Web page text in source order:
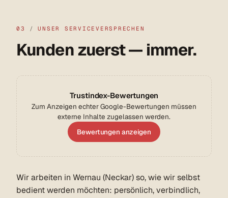
03 / UNSER SERVICEVERSPRECHEN
Kunden zuerst — immer.
Trustindex-Bewertungen
Zum Anzeigen echter Google-Bewertungen müssen
externe Inhalte zugelassen werden.
Bewertungen anzeigen
Wir arbeiten in Wernau (Neckar) so, wie wir selbst
bedient werden möchten: persönlich, verbindlich,